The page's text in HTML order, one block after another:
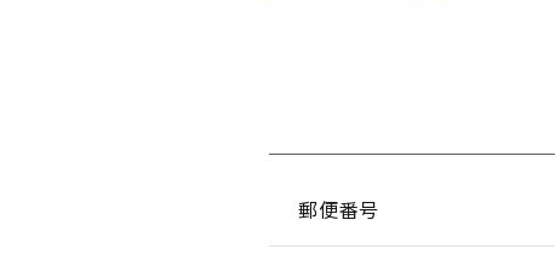
郵便番号